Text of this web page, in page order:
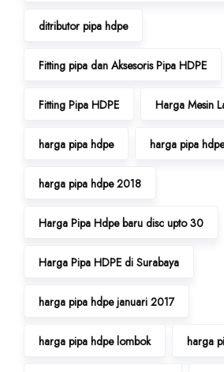
ditributor pipa hdpe
Fitting pipa dan Aksesoris Pipa HDPE
Fitting Pipa HDPE Harga Mesin
harga pipa hdpe harga pipa
harga pipa hdpe 2018
Harga Pipa Hdpe baru disc upto 30
Harga Pipa HDPE di Surabaya
harga pipa hdpe januari 2017
harga pipa hdpe lombok harga